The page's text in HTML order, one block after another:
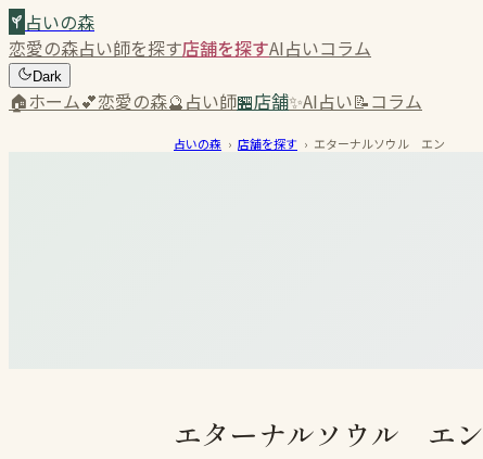
占いの森
恋愛の森占い師を探す店舗を探すAI占いコラム
Dark
🏠ホーム💕恋愛の森🔮占い師🏪店舗✨AI占い📝コラム
占いの森 › 店舗を探す › エターナルソウル エン
エターナルソウル エン